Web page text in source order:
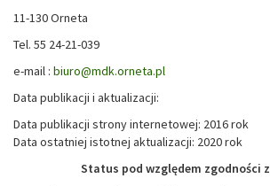
11-130 Orneta
Tel. 55 24-21-039
e-mail : biuro@mdk.orneta.pl
Data publikacji i aktualizacji:
Data publikacji strony internetowej: 2016 rok
Data ostatniej istotnej aktualizacji: 2020 rok
Status pod względem zgodności